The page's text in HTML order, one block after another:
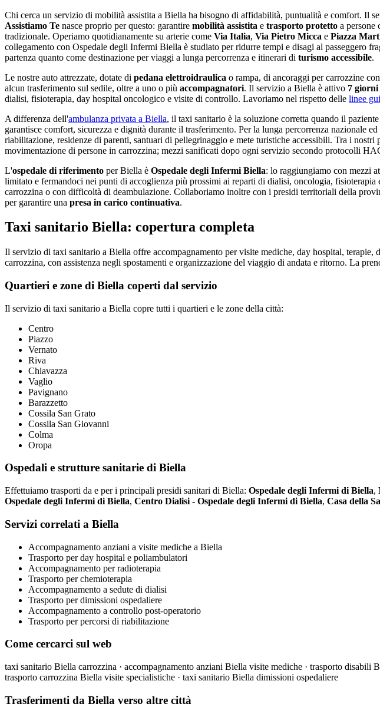
Chi cerca un servizio di mobilità assistita a Biella ha bisogno di affidabilità, puntualità e comfort. Il
Assistiamo Te nasce proprio per questo: garantire mobilità assistita e trasporto protetto a persone
tradizionale. Operiamo quotidianamente su arterie come Via Italia, Via Pietro Micca e Piazza
collegamento con Ospedale degli Infermi Biella è studiato per ridurre tempi e disagi al passeggero
partenza quanto come destinazione per viaggi a lunga percorrenza e itinerari di turismo accessibile.
Le nostre auto attrezzate, dotate di pedana elettroidraulica o rampa, di ancoraggi per carrozzine
alcun trasferimento sul sedile, oltre a uno o più accompagnatori. Il servizio a Biella è attivo 7 giorni
dialisi, fisioterapia, day hospital oncologico e visite di controllo. Lavoriamo nel rispetto delle linee
A differenza dell'ambulanza privata a Biella, il taxi sanitario è la soluzione corretta quando il paziente
garantisce comfort, sicurezza e dignità durante il trasferimento. Per la lunga percorrenza nazionale ed
riabilitazione, residenze di parenti, santuari di pellegrinaggio e mete turistiche accessibili. Tra i nostri
movimentazione di persone in carrozzina; mezzi sanificati dopo ogni servizio secondo protocolli
L'ospedale di riferimento perBiella è Ospedale degli Infermi Biella: lo raggiungiamo con mezzi
limitato e fermandoci nei punti di accoglienza più prossimi ai reparti di dialisi, oncologia,
carrozzina o con difficoltà di deambulazione. Collaboriamo inoltre con i presidi territoriali della
per garantire una presa in carico continuativa.
Taxi sanitario Biella: copertura completa
Il servizio di taxi sanitario a Biella offre accompagnamento per visite mediche, day hospital,
carrozzina, con assistenza negli spostamenti e organizzazione del viaggio di andata e ritorno. La
Quartieri e zone di Biella coperti dal servizio
Il servizio di taxi sanitario a Biella copre tutti i quartieri e le zone della città:
Centro
Piazzo
Vernato
Riva
Chiavazza
Vaglio
Pavignano
Barazzetto
Cossila San Grato
Cossila San Giovanni
Colma
Oropa
Ospedali e strutture sanitarie di Biella
Effettuiamo trasporti da e per i principali presidi sanitari di Biella: Ospedale degli Infermi di Biella,
Ospedale degli Infermi di Biella, Centro Dialisi - Ospedale degli Infermi di Biella, Casa della
Servizi correlati a Biella
Accompagnamento anziani a visite mediche a Biella
Trasporto per day hospital e poliambulatori
Accompagnamento per radioterapia
Trasporto per chemioterapia
Accompagnamento a sedute di dialisi
Trasporto per dimissioni ospedaliere
Accompagnamento a controllo post-operatorio
Trasporto per percorsi di riabilitazione
Come cercarci sul web
taxi sanitario Biella carrozzina · accompagnamento anziani Biella visite mediche · trasporto
trasporto carrozzina Biella visite specialistiche · taxi sanitario Biella dimissioni ospedaliere
Trasferimenti da Biella verso altre città